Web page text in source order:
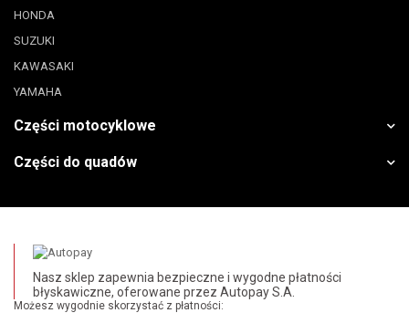
HONDA
SUZUKI
KAWASAKI
YAMAHA
Części motocyklowe
Części do quadów
Nasz sklep zapewnia bezpieczne i wygodne płatności
błyskawiczne, oferowane przez Autopay S.A.
Możesz wygodnie skorzystać z płatności: